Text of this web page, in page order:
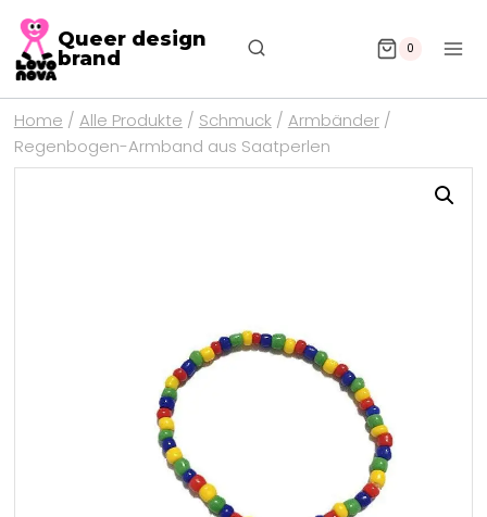
Queer design
brand
0
Home / Alle Produkte / Schmuck / Armbänder /
Regenbogen-Armband aus Saatperlen